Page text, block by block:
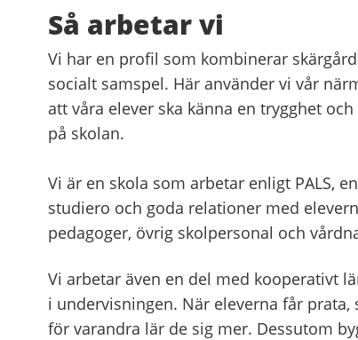
Så arbetar vi
Vi har en profil som kombinerar
socialt samspel. Här använder vi vår
att våra elever ska känna en trygghet
på skolan.
Vi är en skola som arbetar enligt PALS,
studiero och goda relationer med
pedagoger, övrig skolpersonal och
Vi arbetar även en del med kooperativt
i undervisningen. När eleverna får
för varandra lär de sig mer. Dessutom